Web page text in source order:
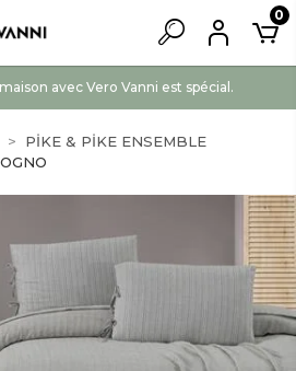
avec Vero Vanni est spécial.
0
PİKE & PİKE ENSEMBLE